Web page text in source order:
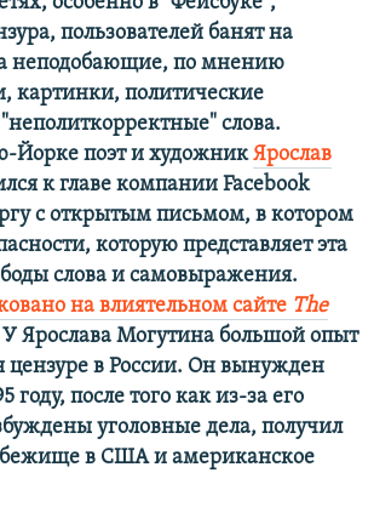
пользователей банят на
неподобающие, по мнению
картинки, политические
слова.
поэт и художникЯрослав
к главе компании Facebook
с открытым письмом, в котором
которую представляет эта
слова и самовыражения.
на влиятельном сайте The
Ярослава Могутина большой опыт
цензуре в России. Он вынужден
году, после того как из-за его
уголовные дела, получил
в США и американское